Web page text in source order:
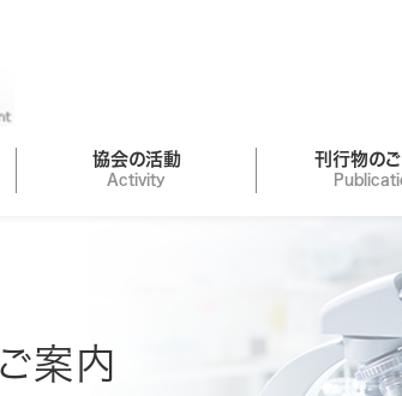
協会の活動
Activity
刊行物の
案内